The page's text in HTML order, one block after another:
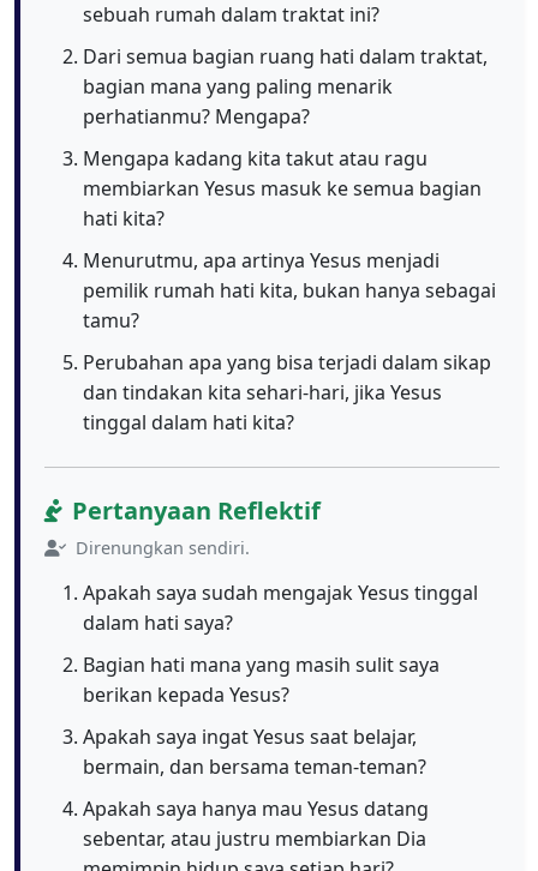
sebuah rumah dalam traktat ini?
Dari semua bagian ruang hati dalam traktat,
bagian mana yang paling menarik
perhatianmu? Mengapa?
Mengapa kadang kita takut atau ragu
membiarkan Yesus masuk ke semua bagian
hati kita?
Menurutmu, apa artinya Yesus menjadi
pemilik rumah hati kita, bukan hanya sebagai
tamu?
Perubahan apa yang bisa terjadi dalam sikap
dan tindakan kita sehari-hari, jika Yesus
tinggal dalam hati kita?
Pertanyaan Reflektif
Direnungkan sendiri.
Apakah saya sudah mengajak Yesus tinggal
dalam hati saya?
Bagian hati mana yang masih sulit saya
berikan kepada Yesus?
Apakah saya ingat Yesus saat belajar,
bermain, dan bersama teman-teman?
Apakah saya hanya mau Yesus datang
sebentar, atau justru membiarkan Dia